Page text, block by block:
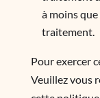
à moins
traitement.
Pour exercer
Veuillez vous